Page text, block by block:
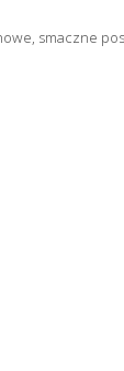
smaczne